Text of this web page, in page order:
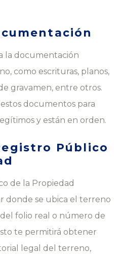
la documentación
como escrituras, planos,
gravamen, entre otros.
documentos para
y están en orden.
Público
de la Propiedad
donde se ubica el terreno
folio real o número de
te permitirá obtener
legal del terreno,